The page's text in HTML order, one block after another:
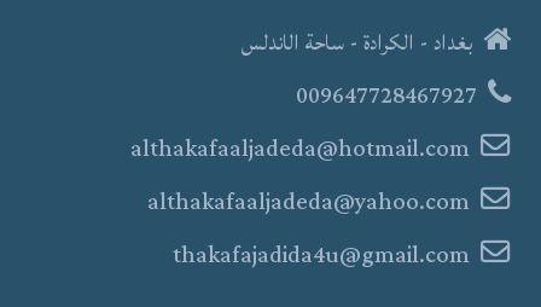
بغداد - الكرادة - ساحة الاندلس
009647728467927
althakafaaljadeda@hotmail.com
althakafaaljadeda@yahoo.com
thakafajadida4u@gmail.com